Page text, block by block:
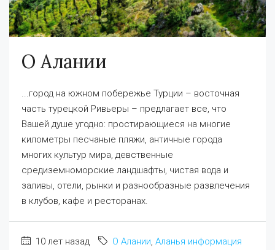
О Алании
...город на южном побережье Турции – восточная
часть турецкой Ривьеры – предлагает все, что
Вашей душе угодно: простирающиеся на многие
километры песчаные пляжи, античные города
многих культур мира, девственные
средиземноморские ландшафты, чистая вода и
заливы, отели, рынки и разнообразные развлечения
в клубов, кафе и ресторанах.
10 лет назад О Алании, Аланья информация